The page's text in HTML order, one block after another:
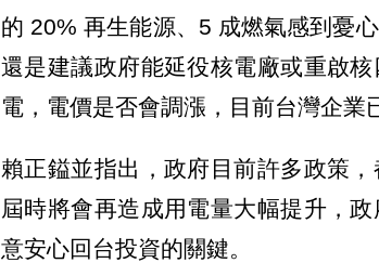
的 20% 再生能源、5 成燃氣感到憂
還是建議政府能延役核電廠或重啟
電，電價是否會調漲，目前台灣企業
賴正鎰並指出，政府目前許多政策
屆時將會再造成用電量大幅提升，
意安心回台投資的關鍵。